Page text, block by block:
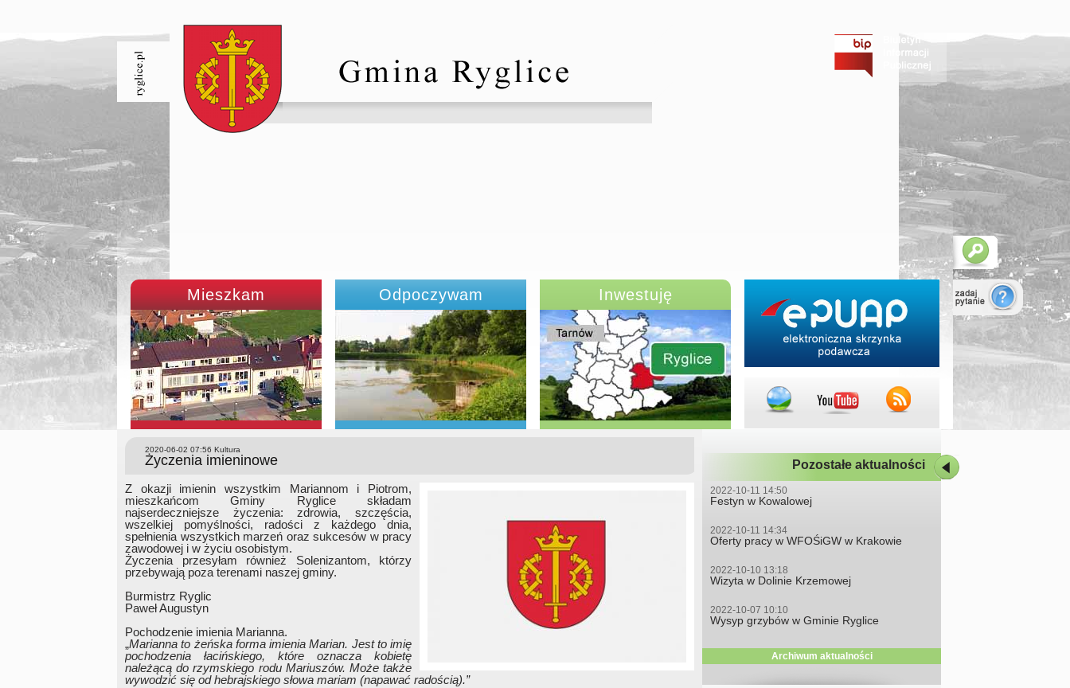
Mieszkam Odpoczywam Inwestuję
2020-06-02 07:56 Kultura
Życzenia imieninowe
Z okazji imienin wszystkim Mariannom i Piotrom,
mieszkańcom Gminy Ryglice składam
najserdeczniejsze życzenia: zdrowia, szczęścia,
wszelkiej pomyślności, radości z każdego dnia,
spełnienia wszystkich marzeń oraz sukcesów w pracy
zawodowej i w życiu osobistym.
Życzenia przesyłam również Solenizantom, którzy
przebywają poza terenami naszej gminy.
Burmistrz Ryglic
Paweł Augustyn
Pochodzenie imienia Marianna.
„Marianna to żeńska forma imienia Marian. Jest to imię
pochodzenia łacińskiego, które oznacza kobietę
należącą do rzymskiego rodu Mariuszów. Może także
wywodzić się od hebrajskiego słowa mariam (napawać radością).”
Pozostałe aktualności
2022-10-11 14:50
Festyn w Kowalowej
2022-10-11 14:34
Oferty pracy w WFOŚiGW w Krakowie
2022-10-10 13:18
Wizyta w Dolinie Krzemowej
2022-10-07 10:10
Wysyp grzybów w Gminie Ryglice
Archiwum aktualności